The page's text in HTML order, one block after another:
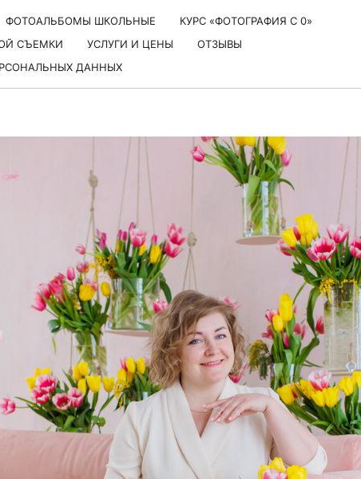
ФОТОАЛЬБОМЫ ШКОЛЬНЫЕ
КУРС «ФОТОГРАФИЯ С 0»
СЪЕМКИ УСЛУГИ И ЦЕНЫ
ОТЗЫВЫ
ДАННЫХ